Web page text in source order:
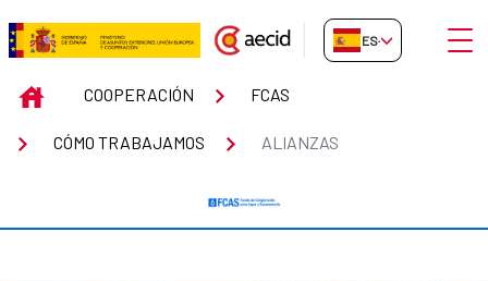
Saltar al contenido principal
Alianzas
ES-ES Abrir
INICIOCOOPERACIÓN FCAS
CÓMO TRABAJAMOS ALIANZAS